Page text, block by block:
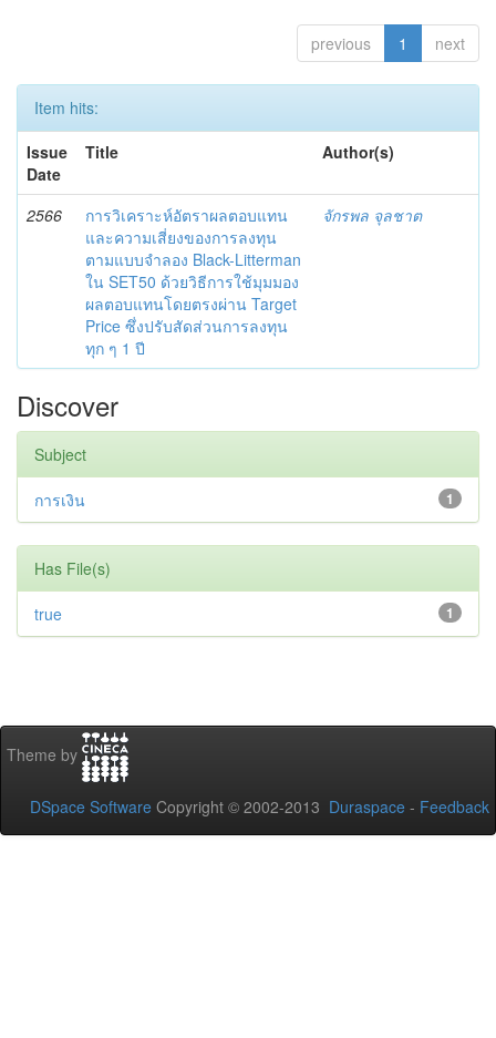
previous 1 next
Item hits:
Issue
Date
Title Author(s)
2566
การวิเคราะห์อัตราผลตอบแทน
และความเสี่ยงของการลงทุน
ตามแบบจำลอง Black-Litterman
ใน SET50 ด้วยวิธีการใช้มุมมอง
ผลตอบแทนโดยตรงผ่าน Target
Price ซึ่งปรับสัดส่วนการลงทุน
ทุก ๆ 1 ปี
จักรพล จุลชาต
Discover
Subject
1
การเงิน
Has File(s)
1
true
Theme by
DSpace Software Copyright © 2002-2013 Duraspace - Feedback